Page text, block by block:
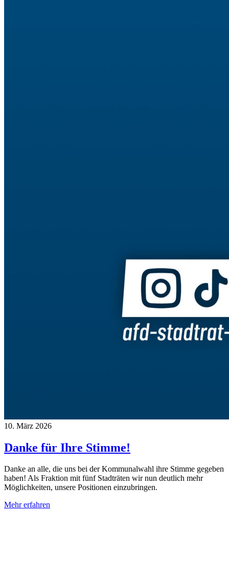
10. März 2026
Danke für Ihre Stimme!
Danke an alle, die uns bei der Kommunalwahl ihre Stimme gegeben
haben! Als Fraktion mit fünf Stadträten wir nun deutlich mehr
Möglichkeiten, unsere Positionen einzubringen.
Mehr erfahren